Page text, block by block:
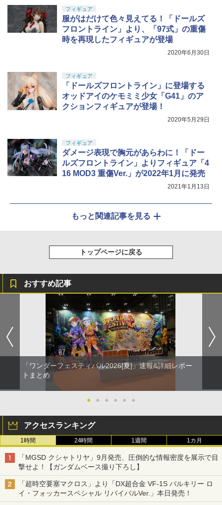
フィギュア
服がはだけて色々見えてる！「ドールズ
フロントライン」より、「97式」の重傷
時を再現したフィギュアが登場
2020年6月30日
フィギュア
「ドールズフロントライン」に登場する
オッドアイのケモミミ少女「G41」のア
クションフィギュアが登場！
2020年5月29日
フィギュア
ダメージ表現で胸元があらわに！「ドー
ルズフロントライン」よりフィギュア「4
16 MOD3 重傷Ver.」が2022年1月に発売
2021年1月13日
もっと関連記事を見る
トップページに戻る
おすすめ記事
「ワンダーフェスティバル2026[夏]」速報&詳細レポー
トまとめ
● ● ● ● ● ●
アクセスランキング
1時間 24時間 1週間 1カ月
「MGSD クシャトリヤ」9月発売、圧倒的な情報密度を展示で目
撃せよ！【ガンダムベース撮り下ろし】
「超時空要塞マクロス」より「DX超合金 VF-1S バルキリー ロ
イ・フォッカースペシャル リバイバルVer.」本日発売！